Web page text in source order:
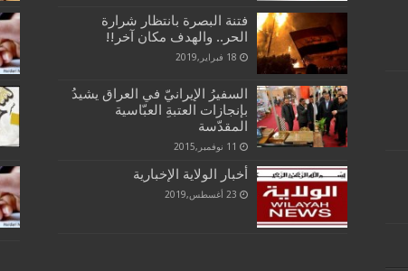
فتنة البصرة بانتظار شرارة
الحر.. والهدف مكان آخر!!
18 فبراير,2019
السفيرُ الإيرانيّ في العراق يشيدُ
بإنجازات العتبةِ العبّاسية
المقدّسة
11 نوفمبر,2015
أخبار الولاية الإخبارية
23 أغسطس,2019